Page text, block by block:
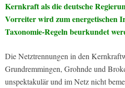
Kernkraft als die deutsche
Vorreiter wird zum energetischen
Taxonomie-Regeln beurkundet
Die Netztrennungen in den
Grundremmingen, Grohnde und
unspektakulär und im Netz nicht